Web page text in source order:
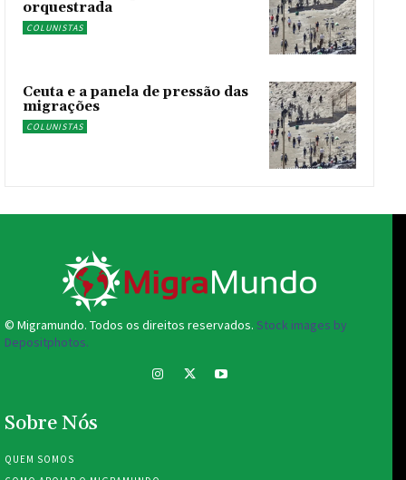
orquestrada
COLUNISTAS
Ceuta e a panela de pressão das
migrações
COLUNISTAS
© Migramundo. Todos os direitos reservados. Stock images by
Depositphotos.
Sobre Nós
QUEM SOMOS